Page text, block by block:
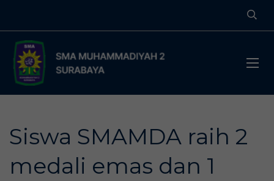
Siswa SMAMDA raih 2
medali emas dan 1